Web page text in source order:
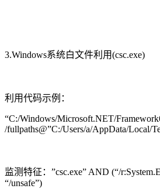
3.Windows系统白文件利用(csc.exe)
利用代码示例：
“C:/Windows/Microsoft.NET/
/fullpaths@”C:/Users/a/AppData/Local/
监测特征：”csc.exe” AND (“/
“/unsafe”)